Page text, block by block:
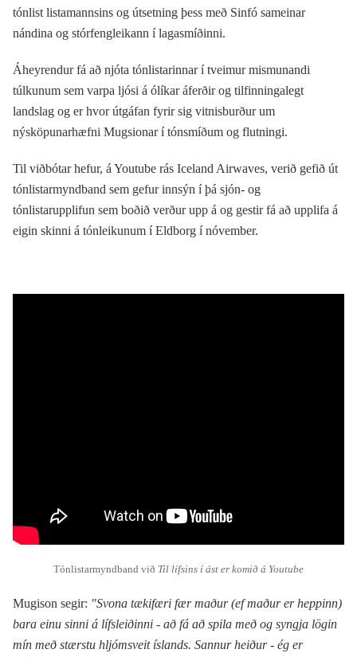
tónlist listamannsins og útsetning þess með Sinfó sameinar
nándina og stórfengleikann í lagasmíðinni.
Áheyrendur fá að njóta tónlistarinnar í tveimur mismunandi
túlkunum sem varpa ljósi á ólíkar áferðir og tilfinningalegt
landslag og er hvor útgáfan fyrir sig vitnisburður um
nýsköpunarhæfni Mugsionar í tónsmíðum og flutningi.
Til viðbótar hefur, á Youtube rás Iceland Airwaves, verið gefið út
tónlistarmyndband sem gefur innsýn í þá sjón- og
tónlistarupplifun sem boðið verður upp á og gestir fá að upplifa á
eigin skinni á tónleikunum í Eldborg í nóvember.
Tónlistarmyndband við Til lífsins í ást er komið á Youtube
Mugison segir: "Svona tækifæri fær maður (ef maður er heppinn)
bara einu sinni á lífsleiðinni - að fá að spila með og syngja lögin
mín með stærstu hljómsveit íslands. Sannur heiður - ég er